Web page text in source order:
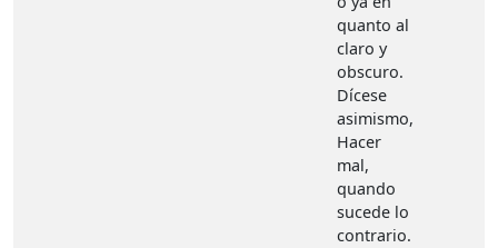
quanto al
claro y
obscuro.
Dícese
asimismo,
Hacer
mal,
quando
sucede lo
contrario.